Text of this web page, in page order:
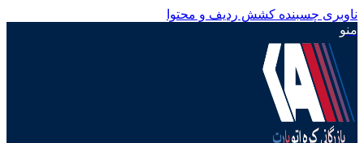
ناوبری چسبنده کشش ردیف و محتوا
منو